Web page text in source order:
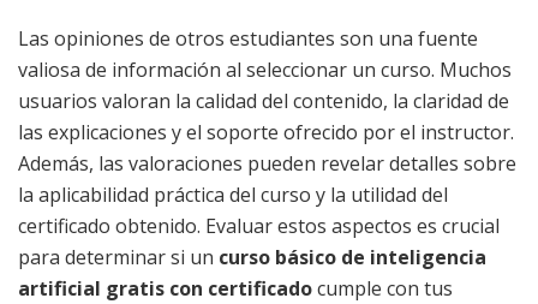
Las opiniones de otros estudiantes son una fuente
valiosa de información al seleccionar un curso. Muchos
usuarios valoran la calidad del contenido, la claridad de
las explicaciones y el soporte ofrecido por el instructor.
Además, las valoraciones pueden revelar detalles sobre
la aplicabilidad práctica del curso y la utilidad del
certificado obtenido. Evaluar estos aspectos es crucial
para determinar si un curso básico de inteligencia
artificial gratis con certificadocumple con tus